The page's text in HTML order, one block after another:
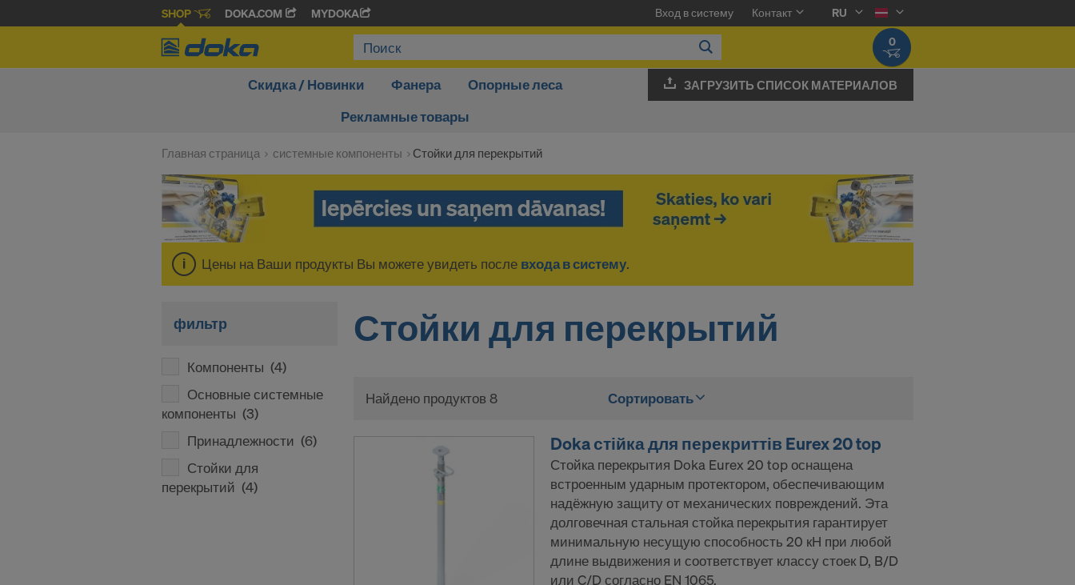
SHOP DOKA.COM MYDOKA Вход в систему Контакт
RU
0
Скидка / Новинки Фанера
Опорные леса
Рекламные товары
ЗАГРУЗИТЬ СПИСОК МАТЕРИАЛОВ
Главная страница системные компоненты Стойки для перекрытий
Цены на Ваши продукты Вы можете увидеть после входа в систему.
фильтр
Компоненты (4)
Основные системные
компоненты (3)
Принадлежности (6)
Стойки для
перекрытий (4)
Стойки для перекрытий
Найдено продуктов 8 Сортировать
Doka стійка для перекриттів Eurex 20 top
Стойка перекрытия Doka Eurex 20 top оснащена
встроенным ударным протектором, обеспечивающим
надёжную защиту от механических повреждений. Эта
долговечная стальная стойка перекрытия гарантирует
минимальную несущую способность 20 кН при любой
длине выдвижения и соответствует классу стоек D, B/D
или C/D согласно EN 1065.